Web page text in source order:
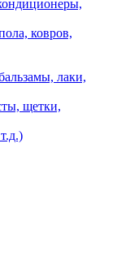
ковров,
лаки,
щетки,